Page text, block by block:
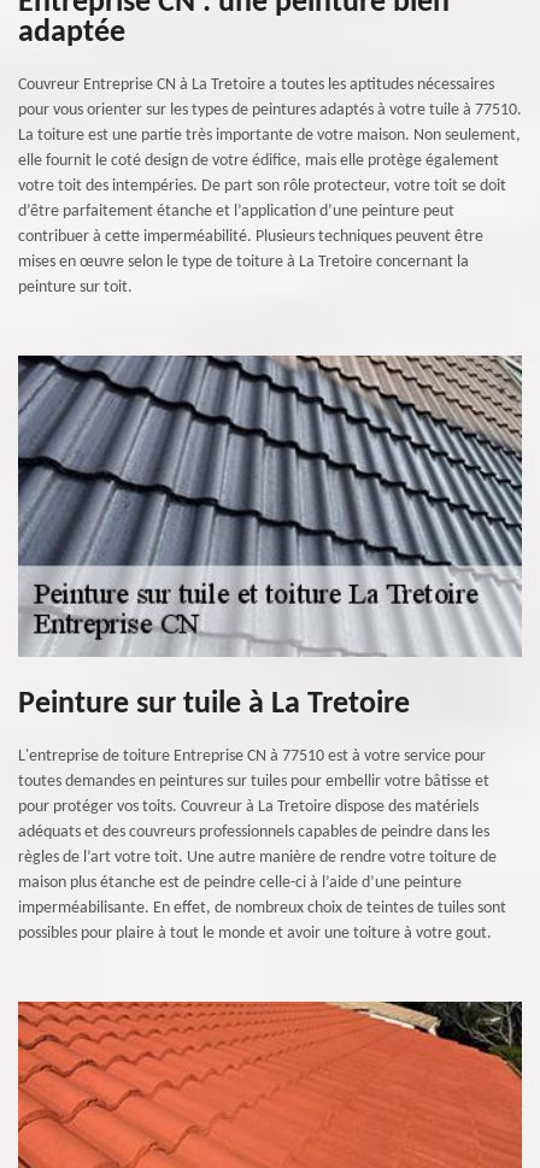
adaptée
Couvreur Entreprise CN à La Tretoire a toutes les aptitudes nécessaires
pour vous orienter sur les types de peintures adaptés à votre tuile à 77510.
La toiture est une partie très importante de votre maison. Non seulement,
elle fournit le coté design de votre édifice, mais elle protège également
votre toit des intempéries. De part son rôle protecteur, votre toit se doit
d’être parfaitement étanche et l’application d’une peinture peut
contribuer à cette imperméabilité. Plusieurs techniques peuvent être
mises en œuvre selon le type de toiture à La Tretoire concernant la
peinture sur toit.
Peinture sur tuile à La Tretoire
L'entreprise de toiture Entreprise CN à 77510 est à votre service pour
toutes demandes en peintures sur tuiles pour embellir votre bâtisse et
pour protéger vos toits. Couvreur à La Tretoire dispose des matériels
adéquats et des couvreurs professionnels capables de peindre dans les
règles de l’art votre toit. Une autre manière de rendre votre toiture de
maison plus étanche est de peindre celle-ci à l’aide d’une peinture
imperméabilisante. En effet, de nombreux choix de teintes de tuiles sont
possibles pour plaire à tout le monde et avoir une toiture à votre gout.